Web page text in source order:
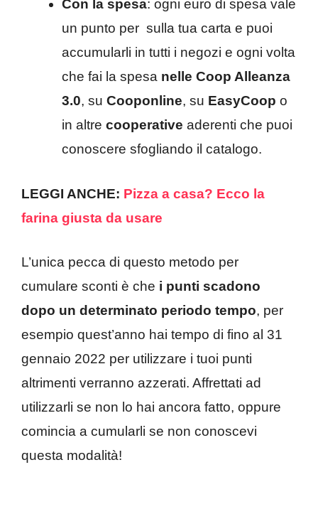
Con la spesa: ogni euro di spesa vale
un punto per sulla tua carta e puoi
accumularli in tutti i negozi e ogni volta
che fai la spesa nelle Coop Alleanza
3.0, su Cooponline, su EasyCoop o
in altre cooperative aderenti che puoi
conoscere sfogliando il catalogo.
LEGGI ANCHE: Pizza a casa? Ecco la
farina giusta da usare
L’unica pecca di questo metodo per
cumulare sconti è che i punti scadono
dopo un determinato periodo tempo, per
esempio quest’anno hai tempo di fino al 31
gennaio 2022 per utilizzare i tuoi punti
altrimenti verranno azzerati. Affrettati ad
utilizzarli se non lo hai ancora fatto, oppure
comincia a cumularli se non conoscevi
questa modalità!